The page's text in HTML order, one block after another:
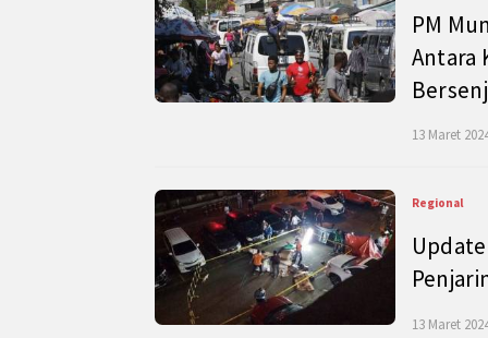
PM
Antara
13 Maret
Regional
13 Maret